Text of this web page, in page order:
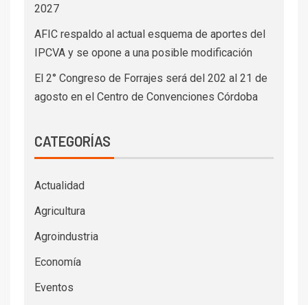
2027
AFIC respaldo al actual esquema de aportes del
IPCVA y se opone a una posible modificación
El 2° Congreso de Forrajes será del 202 al 21 de
agosto en el Centro de Convenciones Córdoba
CATEGORÍAS
Actualidad
Agricultura
Agroindustria
Economía
Eventos